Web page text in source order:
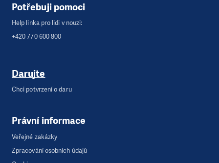
Potřebuji pomoci
Help linka pro lidi v nouzi:
+420 770 600 800
Darujte
Chci potvrzení o daru
Právní informace
Veřejné zakázky
Zpracování osobních údajů